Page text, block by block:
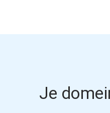
Je